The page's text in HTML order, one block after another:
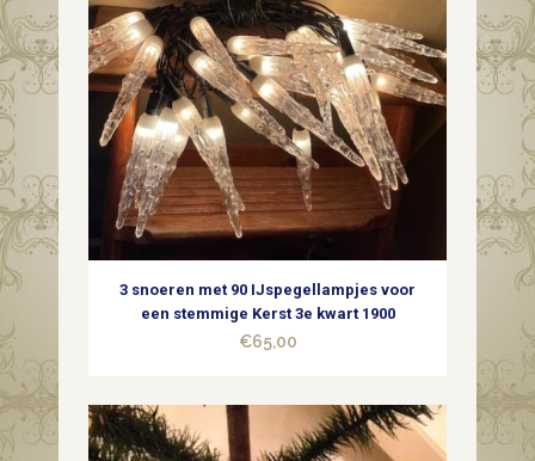
in
zilver
met
paddenstoelen
helft
1900
3 snoeren met 90 IJspegellampjes voor
een stemmige Kerst 3e kwart 1900
€65,00